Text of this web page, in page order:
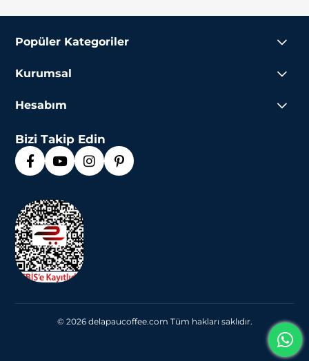
Popüler Kategoriler
Kurumsal
Hesabım
Bizi Takip Edin
© 2026 delapaucoffee.com Tüm hakları saklıdır.